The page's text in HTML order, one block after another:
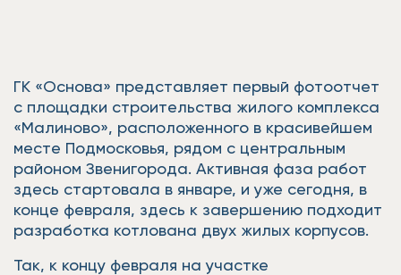
ГК «Основа» представляет первый фотоотчет
с площадки строительства жилого комплекса
«Малиново», расположенного в красивейшем
месте Подмосковья, рядом с центральным
районом Звенигорода. Активная фаза работ
здесь стартовала в январе, и уже сегодня, в
конце февраля, здесь к завершению подходит
разработка котлована двух жилых корпусов.
Так, к концу февраля на участке